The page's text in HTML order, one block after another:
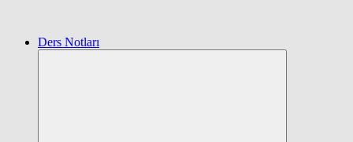
Ders Notları